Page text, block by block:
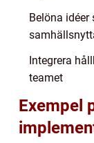
Belöna
Integrera
teamet
Exempel